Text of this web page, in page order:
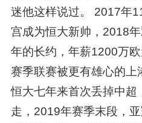
迷他这样说过。 2017年
宫成为恒大新帅，2018
年的长约，年薪1200万
赛季联赛被更有雄心的上
恒大七年来首次丢掉中超
走，2019年赛季末段，